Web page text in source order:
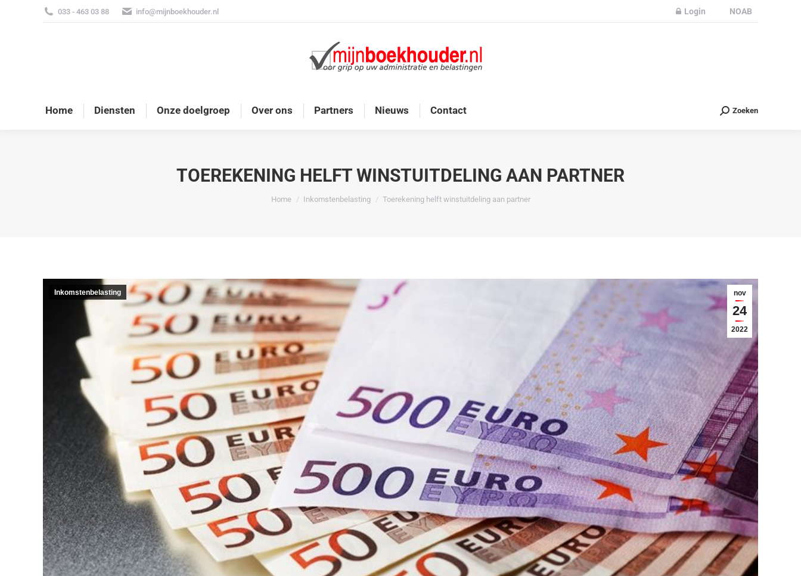
033 - 463 03 88 info@mijnboekhouder.nl Login NOAB
Home Diensten Onze doelgroep Over ons Partners Nieuws Contact Zoeken
TOEREKENING HELFT WINSTUITDELING AAN PARTNER
Je bent hier:
Home Inkomstenbelasting Toerekening helft winstuitdeling aan partner
nov
24
2022
Inkomstenbelasting
Home Diensten Onze doelgroep Over ons Partners Nieuws Contact Zoeken